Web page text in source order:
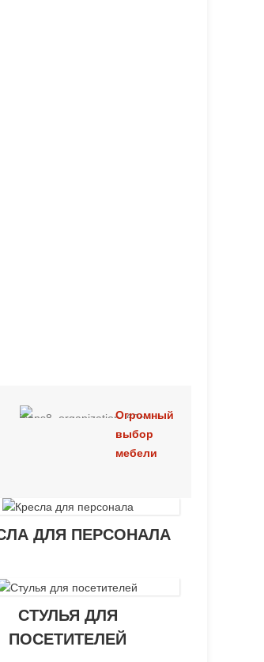
Огромный
выбор
мебели
ДЛЯ ПЕРСОНАЛА
СТУЛЬЯ ДЛЯ
ПОСЕТИТЕЛЕЙ